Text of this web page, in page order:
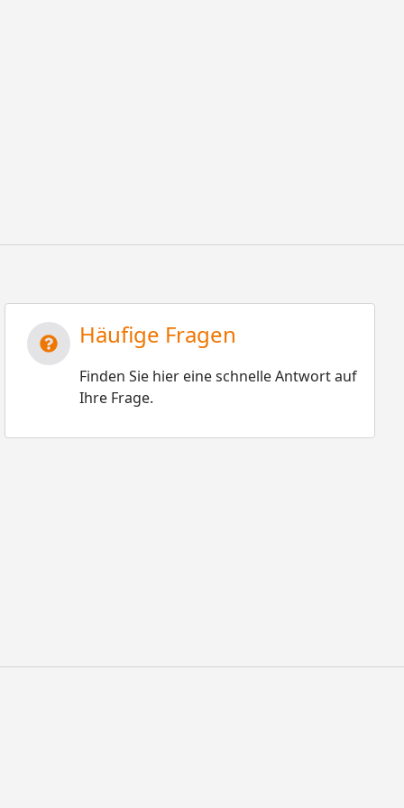
Häufige Fragen
Finden Sie hier eine schnelle Antwort auf
Ihre Frage.